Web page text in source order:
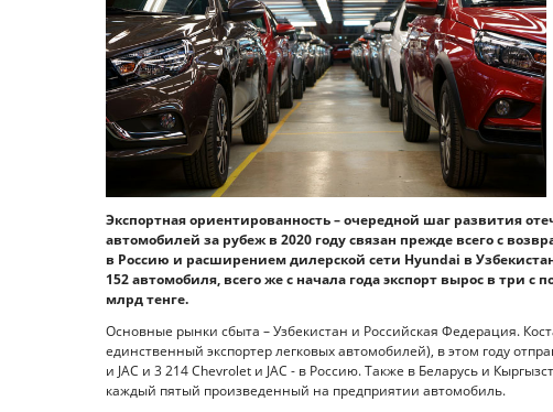
Экспортная ориентированность – очередной шаг развития
автомобилей за рубеж в 2020 году связан прежде всего с
в Россию и расширением дилерской сети Hyundai в
152 автомобиля, всего же с начала года экспорт вырос в три
млрд тенге.
Основные рынки сбыта – Узбекистан и Российская Федерация.
единственный экспортер легковых автомобилей), в этом году
и JAC и 3 214 Chevrolet и JAC - в Россию. Также в Беларусь и
каждый пятый произведенный на предприятии автомобиль.